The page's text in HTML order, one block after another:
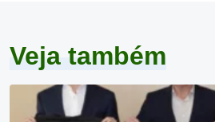
Veja também